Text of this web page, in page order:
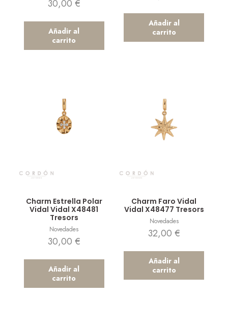
30,00 €
Añadir al
carrito
Añadir al
carrito
Charm Estrella Polar
Vidal Vidal X48481
Tresors
Novedades
30,00 €
Añadir al
carrito
Charm Faro Vidal
Vidal X48477 Tresors
Novedades
32,00 €
Añadir al
carrito